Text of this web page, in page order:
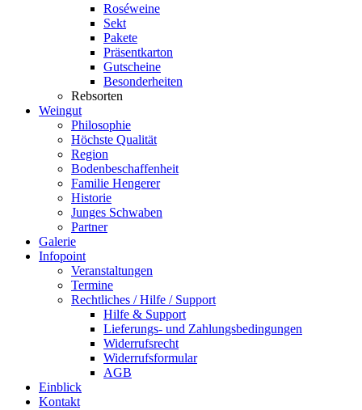
Roséweine
Sekt
Pakete
Präsentkarton
Gutscheine
Besonderheiten
Rebsorten
Weingut
Philosophie
Höchste Qualität
Region
Bodenbeschaffenheit
Familie Hengerer
Historie
Junges Schwaben
Partner
Galerie
Infopoint
Veranstaltungen
Termine
Rechtliches / Hilfe / Support
Hilfe & Support
Lieferungs- und Zahlungsbedingungen
Widerrufsrecht
Widerrufsformular
AGB
Einblick
Kontakt